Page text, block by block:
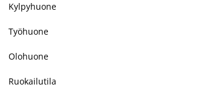
Kylpyhuone
Työhuone
Olohuone
Ruokailutila